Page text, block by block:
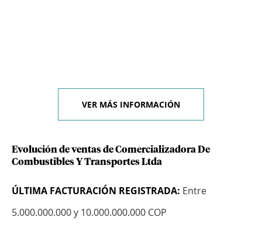
VER MÁS INFORMACIÓN
Evolución de ventas de Comercializadora De
Combustibles Y Transportes Ltda
ÚLTIMA FACTURACIÓN REGISTRADA: Entre
5.000.000.000 y 10.000.000.000 COP